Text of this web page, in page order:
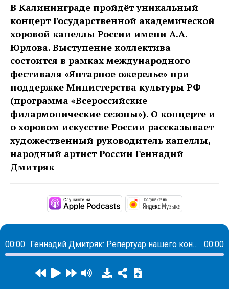
В Калининграде пройдёт уникальный
концерт Государственной академической
хоровой капеллы России имени А.А.
Юрлова. Выступение коллектива
состоится в рамках международного
фестиваля «Янтарное ожерелье» при
поддержке Министерства культуры РФ
(программа «Всероссийские
филармонические сезоны»). О концерте и
о хоровом искусстве России рассказывает
художественный руководитель капеллы,
народный артист России Геннадий
Дмитряк
https://podcasts.apple.com/
https://
00:00 Геннадий Дмитряк: Репертуар нашего концерта в Калининграде сложнейший и очень интересный 00:00